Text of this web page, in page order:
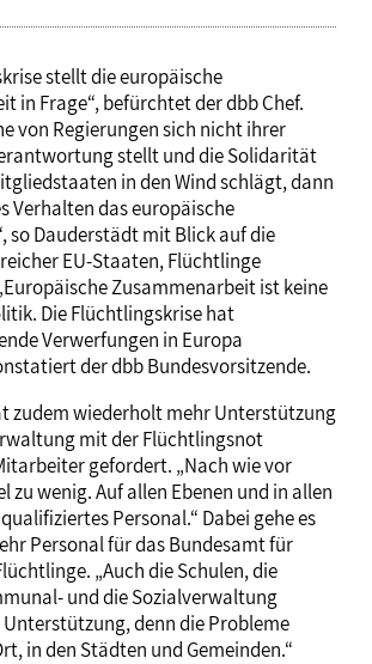
stellt die europäische
in Frage“, befürchtet der dbb Chef.
von Regierungen sich nicht ihrer
stellt und die Solidarität
in den Wind schlägt, dann
Verhalten das europäische
so Dauderstädt mit Blick auf die
EU-Staaten, Flüchtlinge
Zusammenarbeit ist keine
Die Flüchtlingskrise hat
Verwerfungen in Europa
der dbb Bundesvorsitzende.
zudem wiederholt mehr Unterstützung
mit der Flüchtlingsnot
gefordert. „Nach wie vor
zu wenig. Auf allen Ebenen und in allen
Personal.“ Dabei gehe es
Personal für das Bundesamt für
„Auch die Schulen, die
und die Sozialverwaltung
denn die Probleme
in den Städten und Gemeinden.“